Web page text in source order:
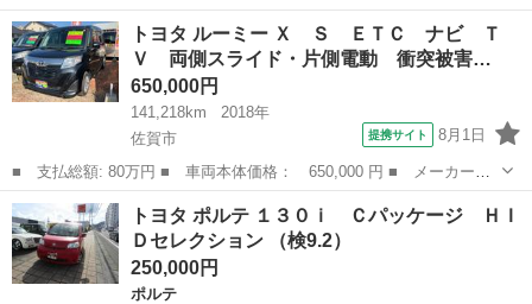
カー名： トヨタ ■ 車種名： カムロード ■ グレード名： ベー
スグレード ナッツＲＶ クレソンジャーニー タイプＸ 先進安全
装備 ...
佐賀 鳥栖市 その他
トヨタ ルーミー Ｘ Ｓ ＥＴＣ ナビ Ｔ
Ｖ 両側スライド・片側電動 衝突被害…
650,000円
141,218km
2018年
佐賀市
提携サイト 8月1日
■ 支払総額: 80万円 ■ 車両本体価格： 650,000 円 ■ メーカー
名： トヨタ ■ 車種名： ルーミー ■ グレード名： Ｘ Ｓ Ｅ
ＴＣ ナビ ＴＶ 両側スライド・片側電動 衝突被害軽減システ
ム アルミホイール...
佐賀 佐賀市 トヨタ
トヨタ ポルテ １３０ｉ Ｃパッケージ ＨＩ
Ｄセレクション （検9.2）
250,000円
ポルテ